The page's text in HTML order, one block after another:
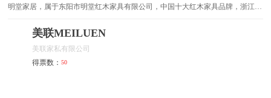
松木床 花园家具
书柜电脑桌
不锈钢床
明堂家居，属于东阳市明堂红木家具有限公司，中国十大红木家具品牌，浙江省
家具龙头企业，行业国家标准起草单位。
美联MEILUEN
美联家私有限公司
得票数：50